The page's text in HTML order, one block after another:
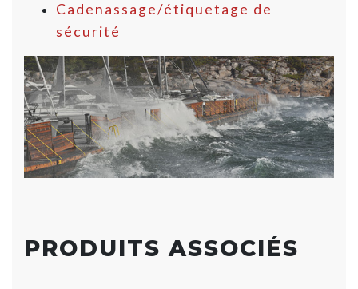
Cadenassage/étiquetage de
sécurité
PRODUITS ASSOCIÉS